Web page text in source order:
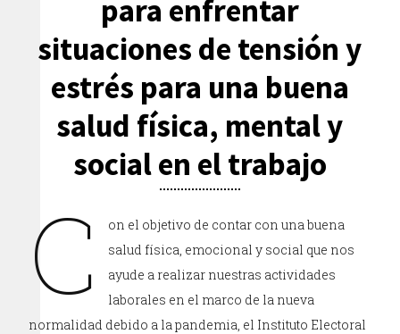
para enfrentar
situaciones de tensión y
estrés para una buena
salud física, mental y
social en el trabajo
C
on el objetivo de contar con una buena
salud física, emocional y social que nos
ayude a realizar nuestras actividades
laborales en el marco de la nueva
normalidad debido a la pandemia, el Instituto Electoral